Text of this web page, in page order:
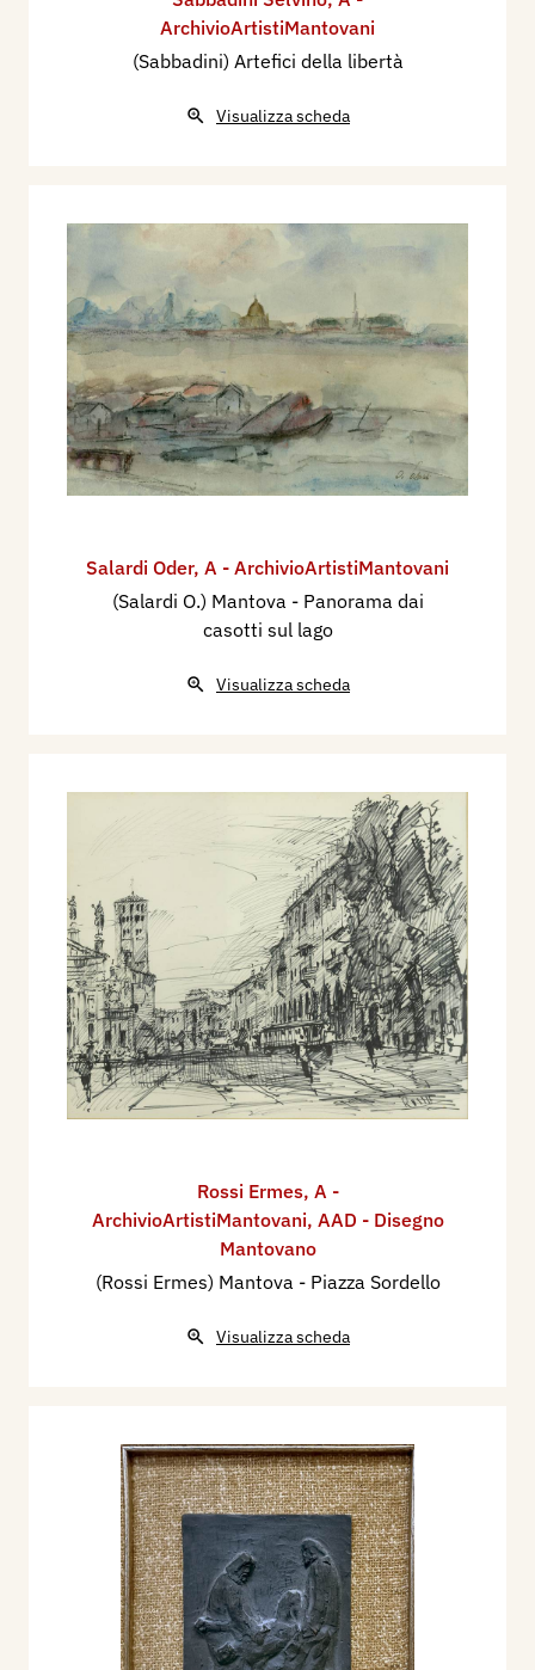
ArchivioArtistiMantovani
(Sabbadini) Artefici della libertà
Visualizza scheda
Salardi Oder, A - ArchivioArtistiMantovani
(Salardi O.) Mantova - Panorama dai
casotti sul lago
Visualizza scheda
Rossi Ermes, A -
ArchivioArtistiMantovani, AAD - Disegno
Mantovano
(Rossi Ermes) Mantova - Piazza Sordello
Visualizza scheda